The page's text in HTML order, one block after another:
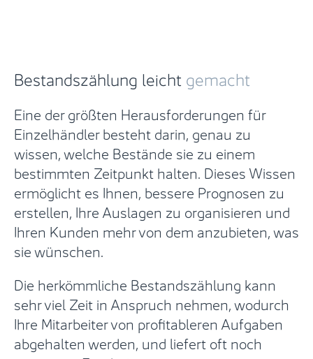
Bestandszählung leicht gemacht
Eine der größten Herausforderungen für
Einzelhändler besteht darin, genau zu
wissen, welche Bestände sie zu einem
bestimmten Zeitpunkt halten. Dieses Wissen
ermöglicht es Ihnen, bessere Prognosen zu
erstellen, Ihre Auslagen zu organisieren und
Ihren Kunden mehr von dem anzubieten, was
sie wünschen.
Die herkömmliche Bestandszählung kann
sehr viel Zeit in Anspruch nehmen, wodurch
Ihre Mitarbeiter von profitableren Aufgaben
abgehalten werden, und liefert oft noch